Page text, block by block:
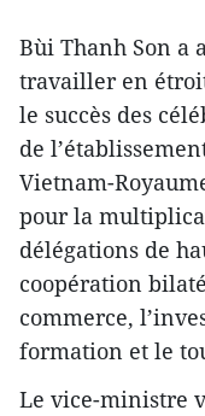
Bùi Thanh Son a
travailler en
le succès des
de
Vietnam-
pour la
délégations de
coopération
commerce,
formation et le
Le vice-ministre